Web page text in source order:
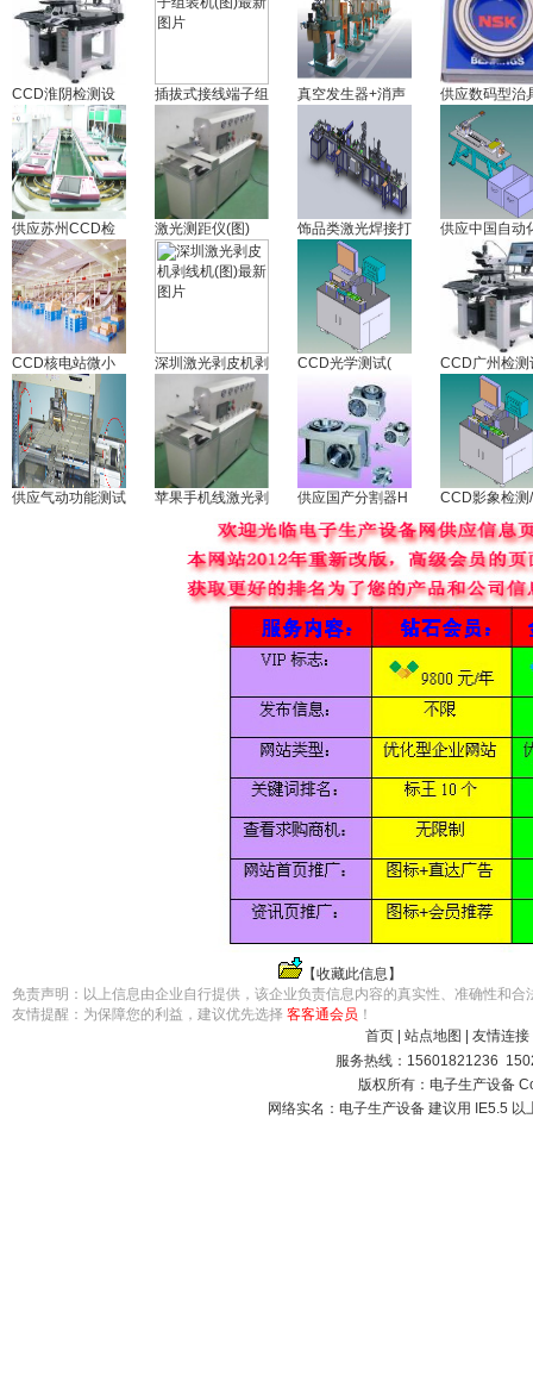
CCD淮阴检测设 插拔式接线端子组 真空发生器+消声 供应数码型治
供应苏州CCD检 激光测距仪(图) 饰品类激光焊接打 供应中国自动
CCD核电站微小 深圳激光剥皮机剥 CCD光学测试( CCD广州检测
供应气动功能测试 苹果手机线激光剥 供应国产分割器H CCD影象检测/
【收藏此信息 】
免责声明：以上信息由企业自行提供，该企业负责信息内容的真实性、准确性和
友情提醒：为保障您的利益，建议优先选择 客客通会员 ！
首页
站点地图 友情连接
服务热线：15601821236
版权所有：电子生产设备
网络实名： 电子生产设备 建议用 IE5.5 以